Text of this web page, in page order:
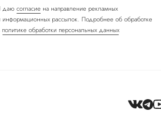
даю согласие на направление рекламных
информационных рассылок. Подробнее об обработке
политике обработки персональных данных